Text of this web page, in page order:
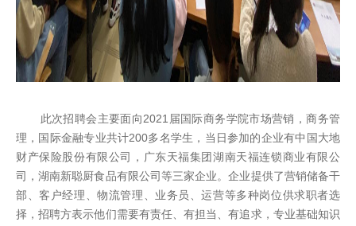
此次招聘会主要面向2021届国际商务学院市场营销，商务管
理，国际金融专业共计200多名学生，当日参加的企业有中国大地
财产保险股份有限公司，广东天福集团湖南天福连锁商业有限公
司，湖南新聪厨食品有限公司等三家企业。企业提供了营销储备干
部、客户经理、物流管理、业务员、运营等多种岗位供求职者选
择，招聘方表示他们需要有责任、有担当、有追求，专业基础知识